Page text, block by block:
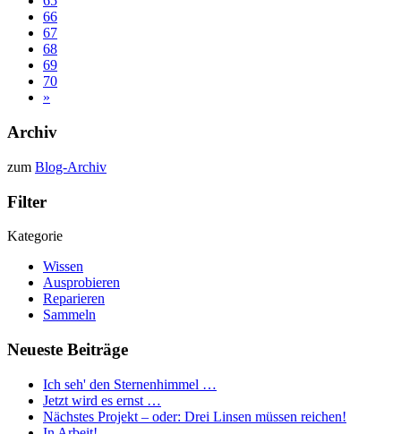
66
67
68
69
70
»
Archiv
zum Blog-Archiv
Filter
Kategorie
Wissen
Ausprobieren
Reparieren
Sammeln
Neueste Beiträge
Ich seh' den Sternenhimmel …
Jetzt wird es ernst …
Nächstes Projekt – oder: Drei Linsen müssen reichen!